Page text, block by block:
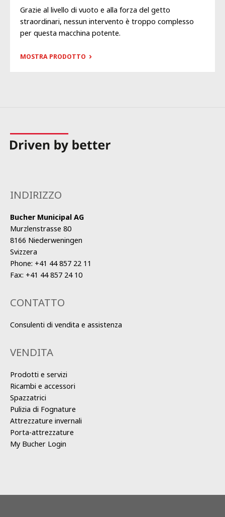
Grazie al livello di vuoto e alla forza del getto
straordinari, nessun intervento è troppo complesso
per questa macchina potente.
MOSTRA PRODOTTO
INDIRIZZO
Bucher Municipal AG
Murzlenstrasse 80
8166 Niederweningen
Svizzera
Phone: +41 44 857 22 11
Fax: +41 44 857 24 10
CONTATTO
Consulenti di vendita e assistenza
VENDITA
Prodotti e servizi
Ricambi e accessori
Spazzatrici
Pulizia di Fognature
Attrezzature invernali
Porta-attrezzature
My Bucher Login